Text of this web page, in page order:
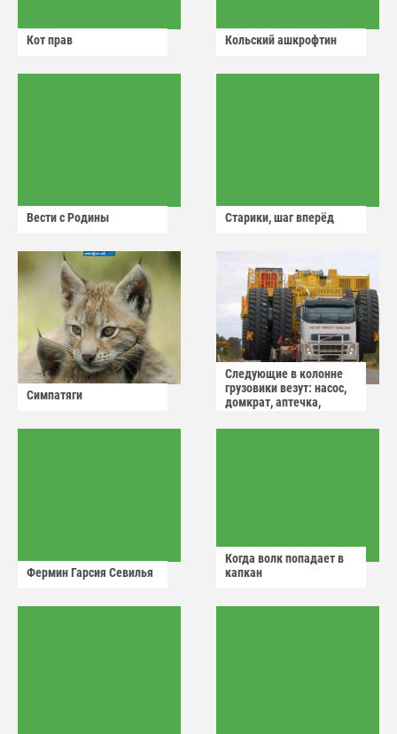
Кот прав Кольский ашкрофтин
Вести с Родины Старики, шаг вперёд
Симпатяги
Следующие в колонне
грузовики везут: насос,
домкрат, аптечка,
Фермин Гарсия Севилья
Когда волк попадает в
капкан